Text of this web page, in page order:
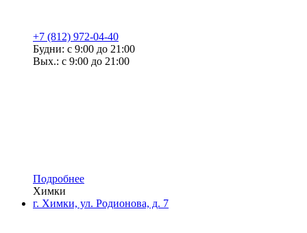
+7 (812) 972-04-40
Будни: с 9:00 до 21:00
Вых.: с 9:00 до 21:00
Подробнее
Химки
г. Химки, ул. Родионова, д. 7